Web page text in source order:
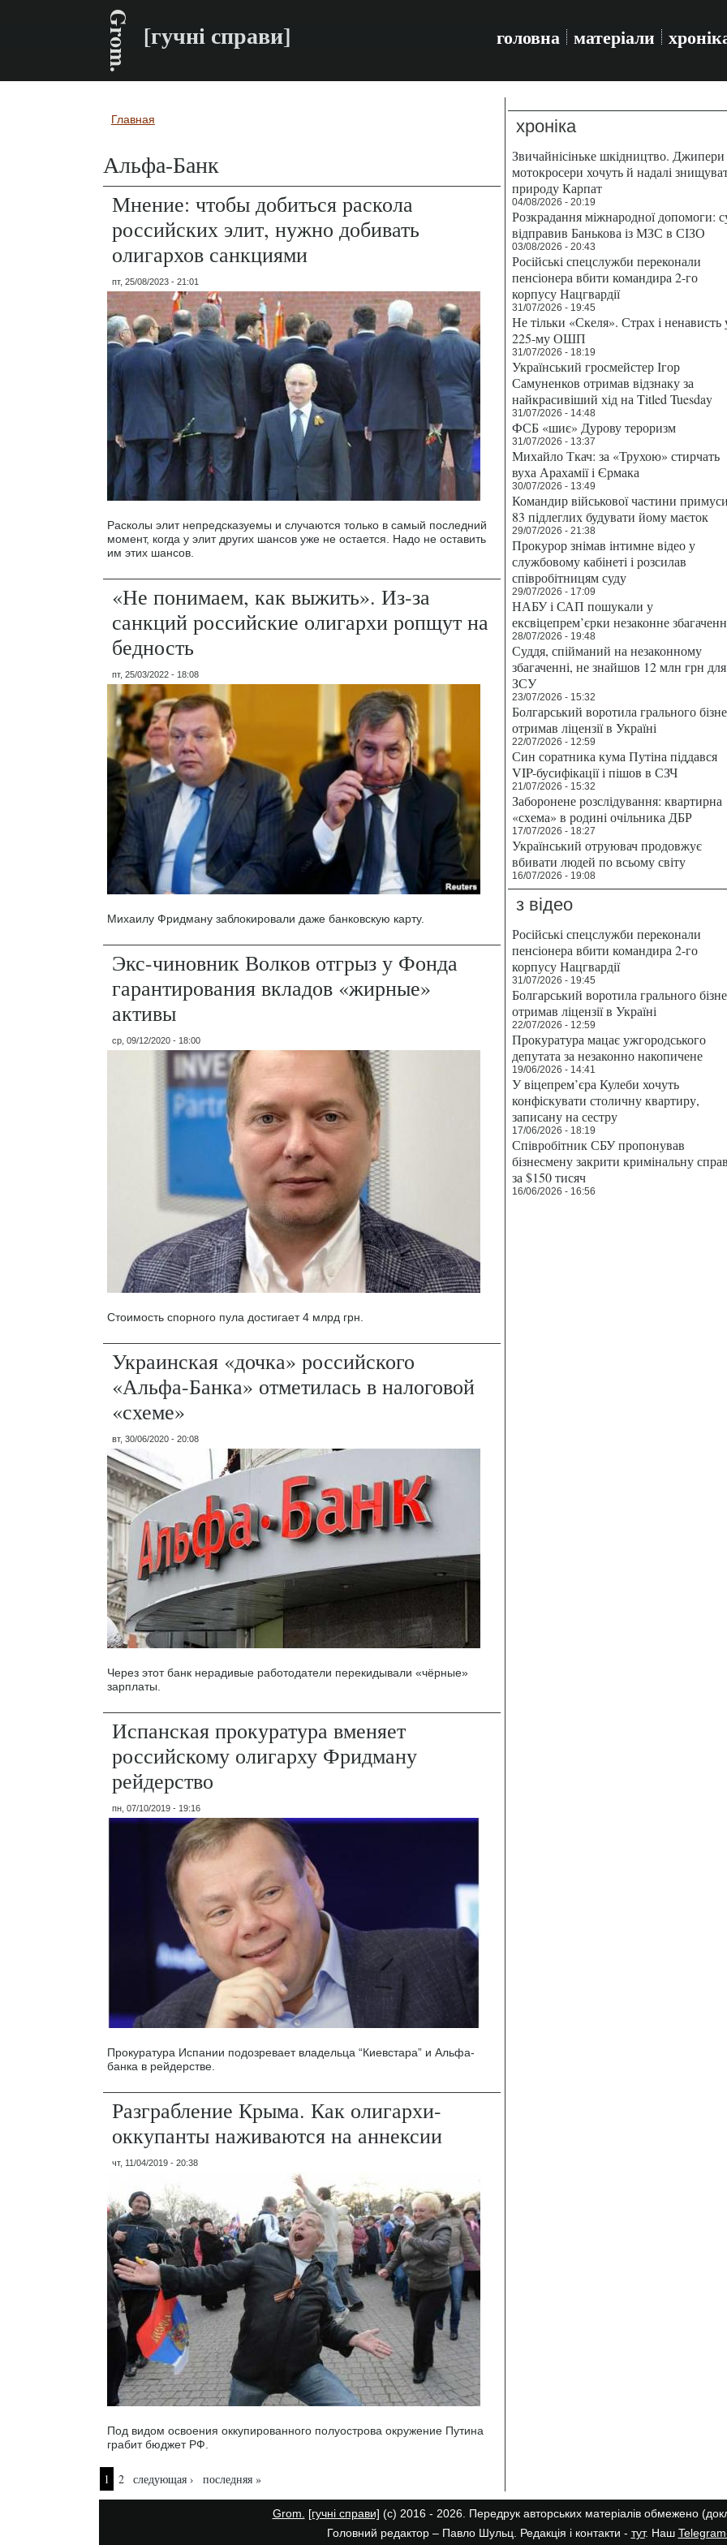
Grom. [гучні справи] головна матеріали
Вы здесь
Главная
Альфа-Банк
Мнение: чтобы добиться раскола
российских элит, нужно добивать
олигархов санкциями
пт, 25/08/2023 - 21:01
Расколы элит непредсказуемы и случаются только в самый последний
момент, когда у элит других шансов уже не остается. Надо не оставить
им этих шансов.
«Не понимаем, как выжить». Из-за
санкций российские олигархи ропщут на
бедность
пт, 25/03/2022 - 18:08
Михаилу Фридману заблокировали даже банковскую карту.
Экс-чиновник Волков отгрыз у Фонда
гарантирования вкладов «жирные»
активы
ср, 09/12/2020 - 18:00
Стоимость спорного пула достигает 4 млрд грн.
Украинская «дочка» российского
«Альфа-Банка» отметилась в налоговой
«схеме»
вт, 30/06/2020 - 20:08
Через этот банк нерадивые работодатели перекидывали «чёрные»
зарплаты.
Испанская прокуратура вменяет
российскому олигарху Фридману
рейдерство
пн, 07/10/2019 - 19:16
Прокуратура Испании подозревает владельца “Киевстара” и Альфа-
банка в рейдерстве.
Разграбление Крыма. Как олигархи-
оккупанты наживаются на аннексии
чт, 11/04/2019 - 20:38
Под видом освоения оккупированного полуострова окружение Путина
грабит бюджет РФ.
Страницы
1 2 следующая › последняя »
хроніка
Звичайнісіньке шкідництво. Джипери
мотокросери хочуть й надалі
природу Карпат
04/08/2026 - 20:19
Розкрадання міжнародної допомоги:
відправив Банькова із МЗС в СІЗО
03/08/2026 - 20:43
Російські спецслужби переконали
пенсіонера вбити командира 2-го
корпусу Нацгвардії
31/07/2026 - 19:45
Не тільки «Скеля». Страх і ненависть
225-му ОШП
31/07/2026 - 18:19
Український гросмейстер Ігор
Самуненков отримав відзнаку за
найкрасивіший хід на Titled Tuesday
31/07/2026 - 14:48
ФСБ «шиє» Дурову тероризм
31/07/2026 - 13:37
Михайло Ткач: за «Трухою» стирчать
вуха Арахамії і Єрмака
30/07/2026 - 13:49
Командир військової частини
83 підлеглих будувати йому маєток
29/07/2026 - 21:38
Прокурор знімав інтимне відео у
службовому кабінеті і розсилав
співробітницям суду
29/07/2026 - 17:09
НАБУ і САП пошукали у
ексвіцепрем’єрки незаконне
28/07/2026 - 19:48
Суддя, спійманий на незаконному
збагаченні, не знайшов 12 млн грн для
ЗСУ
23/07/2026 - 15:32
Болгарський воротила грального
отримав ліцензії в Україні
22/07/2026 - 12:59
Син соратника кума Путіна піддався
VIP-бусифікації і пішов в СЗЧ
21/07/2026 - 15:32
Заборонене розслідування: квартирна
«схема» в родині очільника ДБР
17/07/2026 - 18:27
Український отруювач продовжує
вбивати людей по всьому світу
16/07/2026 - 19:08
з відео
Російські спецслужби переконали
пенсіонера вбити командира 2-го
корпусу Нацгвардії
31/07/2026 - 19:45
Болгарський воротила грального
отримав ліцензії в Україні
22/07/2026 - 12:59
Прокуратура мацає ужгородського
депутата за незаконно накопичене
19/06/2026 - 14:41
У віцепрем’єра Кулеби хочуть
конфіскувати столичну квартиру,
записану на сестру
17/06/2026 - 18:19
Співробітник СБУ пропонував
бізнесмену закрити кримінальну
за $150 тисяч
16/06/2026 - 16:56
Grom. [гучні справи] (с) 2016 - 2026. Передрук авторських матеріалів обмежено
Головний редактор – Павло Шульц. Редакція і контакти - тут. Наш